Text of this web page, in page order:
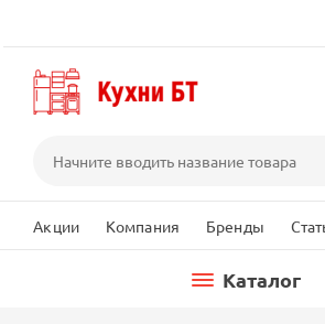
Акции Компания Бренды
Каталог